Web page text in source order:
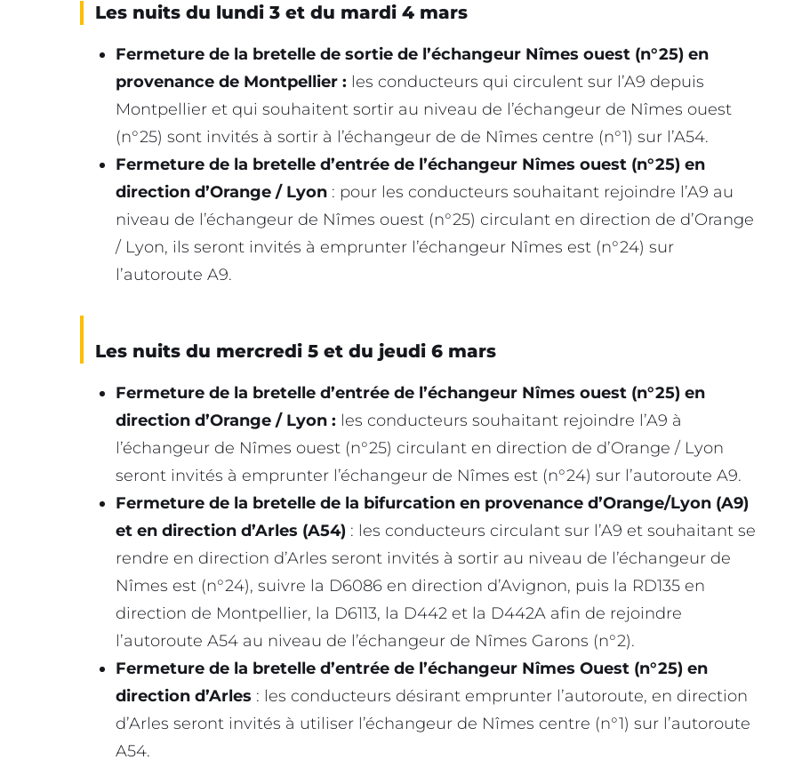
Les nuits du lundi 3 et du mardi 4 mars
Fermeture de la bretelle de sortie de l’échangeur Nîmes ouest (n°25) en
provenance de Montpellier : les conducteurs qui circulent sur l’A9 depuis
Montpellier et qui souhaitent sortir au niveau de l’échangeur de Nîmes ouest
(n°25) sont invités à sortir à l’échangeur de de Nîmes centre (n°1) sur l’A54.
Fermeture de la bretelle d’entrée de l’échangeur Nîmes ouest (n°25) en
direction d’Orange / Lyon : pour les conducteurs souhaitant rejoindre l’A9 au
niveau de l’échangeur de Nîmes ouest (n°25) circulant en direction de d’Orange
/ Lyon, ils seront invités à emprunter l’échangeur Nîmes est (n°24) sur
l’autoroute A9.
Les nuits du mercredi 5 et du jeudi 6 mars
Fermeture de la bretelle d’entrée de l’échangeur Nîmes ouest (n°25) en
direction d’Orange / Lyon : les conducteurs souhaitant rejoindre l’A9 à
l’échangeur de Nîmes ouest (n°25) circulant en direction de d’Orange / Lyon
seront invités à emprunter l’échangeur de Nîmes est (n°24) sur l’autoroute A9.
Fermeture de la bretelle de la bifurcation en provenance d’Orange/Lyon (A9)
et en direction d’Arles (A54) : les conducteurs circulant sur l’A9 et souhaitant se
rendre en direction d’Arles seront invités à sortir au niveau de l’échangeur de
Nîmes est (n°24), suivre la D6086 en direction d’Avignon, puis la RD135 en
direction de Montpellier, la D6113, la D442 et la D442A afin de rejoindre
l’autoroute A54 au niveau de l’échangeur de Nîmes Garons (n°2).
Fermeture de la bretelle d’entrée de l’échangeur Nîmes Ouest (n°25) en
direction d’Arles : les conducteurs désirant emprunter l’autoroute, en direction
d’Arles seront invités à utiliser l’échangeur de Nîmes centre (n°1) sur l’autoroute
A54.